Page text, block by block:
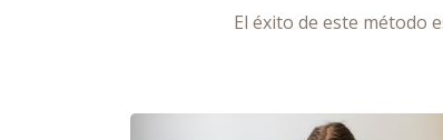
El éxito de este método